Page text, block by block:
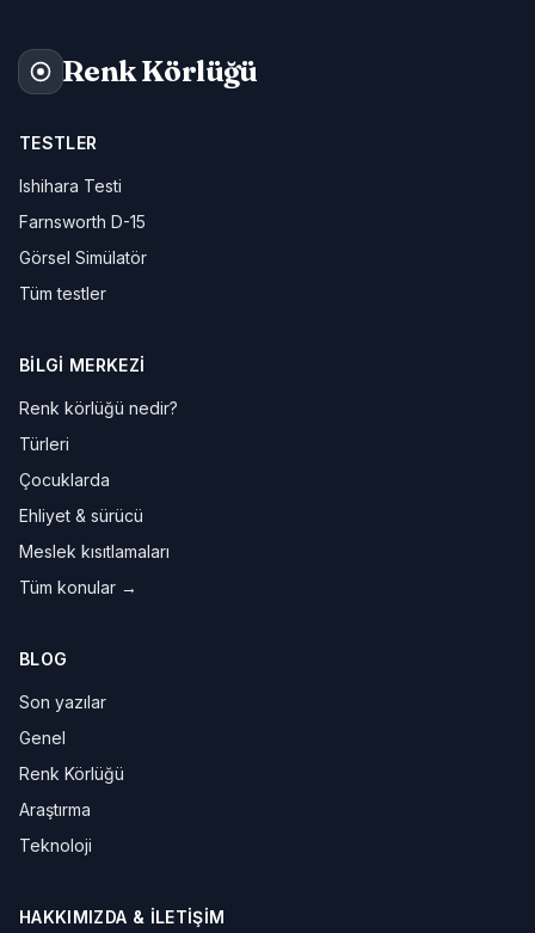
Renk Körlüğü
TESTLER
Ishihara Testi
Farnsworth D-15
Görsel Simülatör
Tüm testler
BILGI MERKEZI
Renk körlüğü nedir?
Türleri
Çocuklarda
Ehliyet & sürücü
Meslek kısıtlamaları
Tüm konular →
BLOG
Son yazılar
Genel
Renk Körlüğü
Araştırma
Teknoloji
HAKKIMIZDA & İLETIŞIM